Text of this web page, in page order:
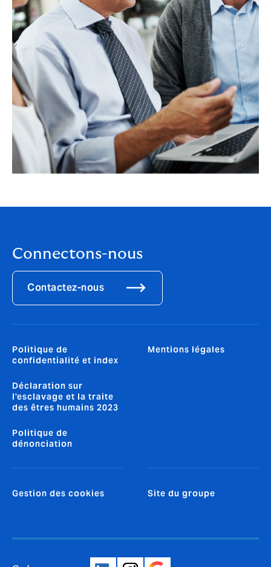
Connectons-nous
Contactez-nous
Politique de
confidentialité et index
Déclaration sur
l'esclavage et la traite
des êtres humains 2023
Politique de
dénonciation
Mentions légales
Gestion des cookies Site du groupe